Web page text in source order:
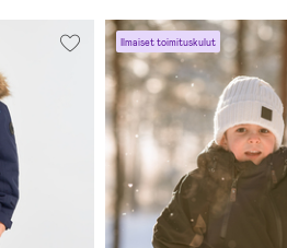
Ilmaiset toimituskulut